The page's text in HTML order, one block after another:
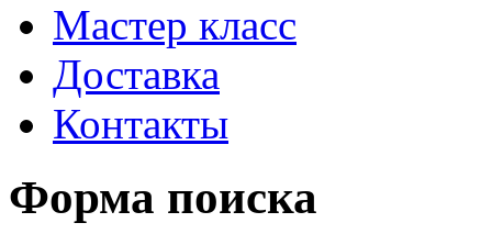
Мастер класс
Доставка
Контакты
Форма поиска